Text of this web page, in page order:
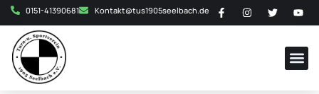
0151-41390681 Kontakt@tus1905seelbach.de